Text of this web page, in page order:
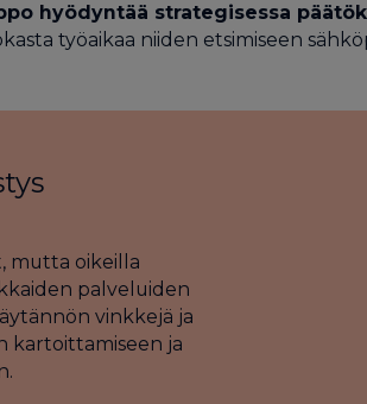
hyödyntää strategisessa
työaikaa niiden etsimiseen
mutta oikeilla
palveluiden
vinkkejä ja
kartoittamiseen ja